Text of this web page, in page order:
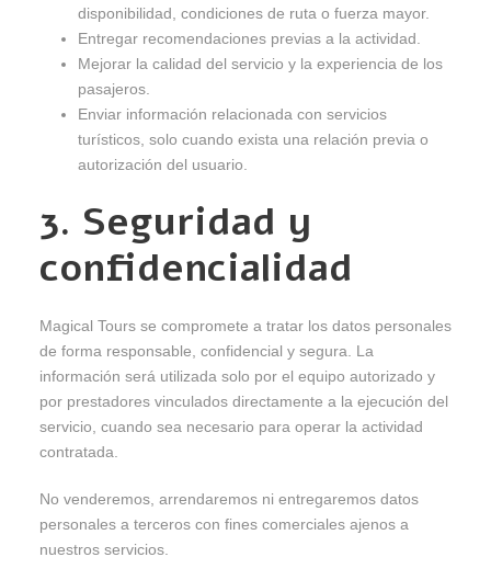
disponibilidad, condiciones de ruta o fuerza mayor.
Entregar recomendaciones previas a la actividad.
Mejorar la calidad del servicio y la experiencia de los
pasajeros.
Enviar información relacionada con servicios
turísticos, solo cuando exista una relación previa o
autorización del usuario.
3. Seguridad y
confidencialidad
Magical Tours se compromete a tratar los datos personales
de forma responsable, confidencial y segura. La
información será utilizada solo por el equipo autorizado y
por prestadores vinculados directamente a la ejecución del
servicio, cuando sea necesario para operar la actividad
contratada.
No venderemos, arrendaremos ni entregaremos datos
personales a terceros con fines comerciales ajenos a
nuestros servicios.